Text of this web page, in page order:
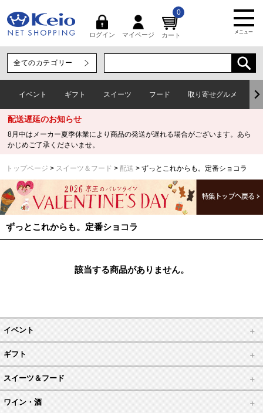
ログイン マイページ カート
0
メニュー
イベント ギフト スイーツ フード 取り寄せグルメ
配送遅延のお知らせ
8月中はメーカー夏季休業により商品の発送が遅れる場合がございます。あら
かじめご了承くださいませ。
トップページ スイーツ＆フード 配送 ずっとこれからも。定番ショコラ
ずっとこれからも。定番ショコラ
該当する商品がありません。
イベント
ギフト
スイーツ＆フード
ワイン・酒